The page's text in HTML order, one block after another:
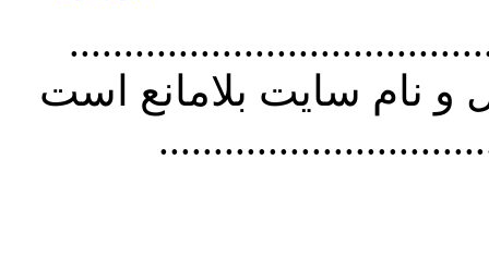
استفاده از
نام سايت بلامانع است